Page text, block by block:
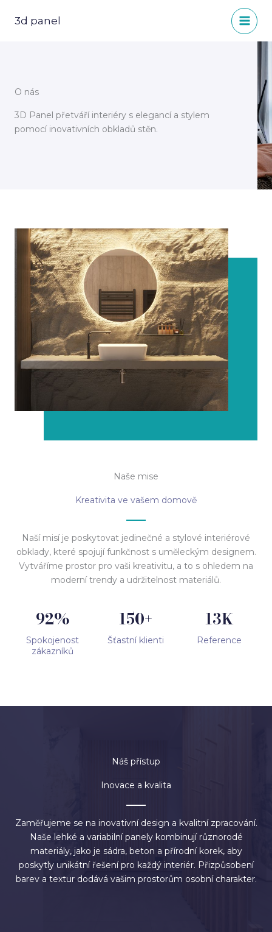
3d panel
O nás
3D Panel přetváří interiéry s elegancí a stylem
pomocí inovativních obkladů stěn.
Naše mise
Kreativita ve vašem domově
Naší misí je poskytovat jedinečné a stylové interiérové
obklady, které spojují funkčnost s uměleckým designem.
Vytváříme prostor pro vaši kreativitu, a to s ohledem na
moderní trendy a udržitelnost materiálů.
92%
Spokojenost
zákazníků
150+
Šťastní klienti
13K
Reference
Náš přístup
Inovace a kvalita
Zaměřujeme se na inovativní design a kvalitní zpracování.
Naše lehké a variabilní panely kombinují různorodé
materiály, jako je sádra, beton a přírodní korek, aby
poskytly unikátní řešení pro každý interiér. Přizpůsobení
barev a textur dodává vašim prostorům osobní charakter.